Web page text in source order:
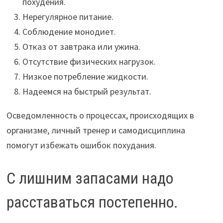
Нерегулярное питание.
Соблюдение монодиет.
Отказ от завтрака или ужина.
Отсутствие физических нагрузок.
Низкое потребление жидкости.
Надеемся на быстрый результат.
Осведомленность о процессах, происходящих в
организме, личный тренер и самодисциплина
помогут избежать ошибок похудания.
С лишним запасами надо
расставаться постепенно.